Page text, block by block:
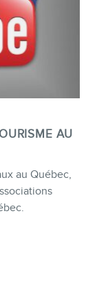
AU
au Québec,